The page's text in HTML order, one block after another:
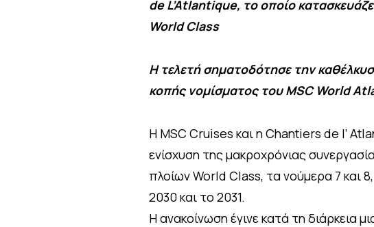
de L’Atlantique, το οποίο
World Class
Η τελετή σηματοδότησε την
κοπής νομίσματος του MSC World
Η MSC Cruises και η Chantiers de l’
ενίσχυση της μακροχρόνιας
πλοίων World Class, τα νούμερα 7 και
2030 και το 2031.
Η ανακοίνωση έγινε κατά τη διάρκεια